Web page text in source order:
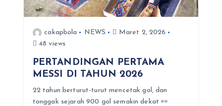
cakapbola NEWS
Maret 2, 2026
48 views
PERTANDINGAN PERTAMA
MESSI DI TAHUN 2026
22 tahun berturut-turut mencetak gol, dan
tonggak sejarah 900 gol semakin dekat 👀